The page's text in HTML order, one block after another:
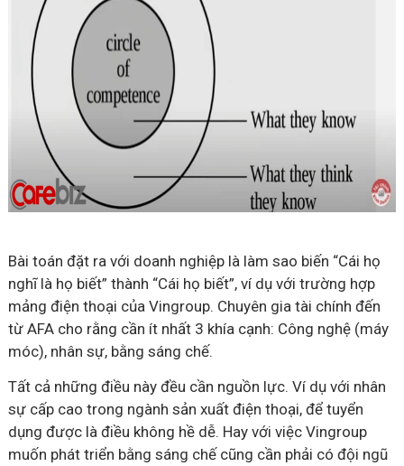
Bài toán đặt ra với doanh nghiệp là làm sao biến “Cái họ
nghĩ là họ biết” thành “Cái họ biết”, ví dụ với trường hợp
mảng điện thoại của Vingroup. Chuyên gia tài chính đến
từ AFA cho rằng cần ít nhất 3 khía cạnh: Công nghệ (máy
móc), nhân sự, bằng sáng chế.
Tất cả những điều này đều cần nguồn lực. Ví dụ với nhân
sự cấp cao trong ngành sản xuất điện thoại, để tuyển
dụng được là điều không hề dễ. Hay với việc Vingroup
muốn phát triển bằng sáng chế cũng cần phải có đội ngũ